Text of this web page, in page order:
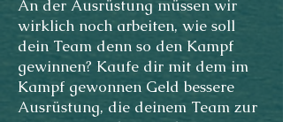
An der Ausrüstung müssen wir
wirklich noch arbeiten, wie soll
dein Team denn so den Kampf
gewinnen? Kaufe dir mit dem im
Kampf gewonnen Geld bessere
Ausrüstung, die deinem Team zur